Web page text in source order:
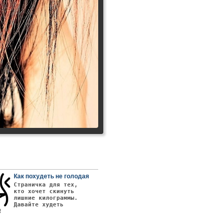
Как похудеть не голодая
Страничка для тех,
кто хочет скинуть
лишние килограммы.
Давайте худеть